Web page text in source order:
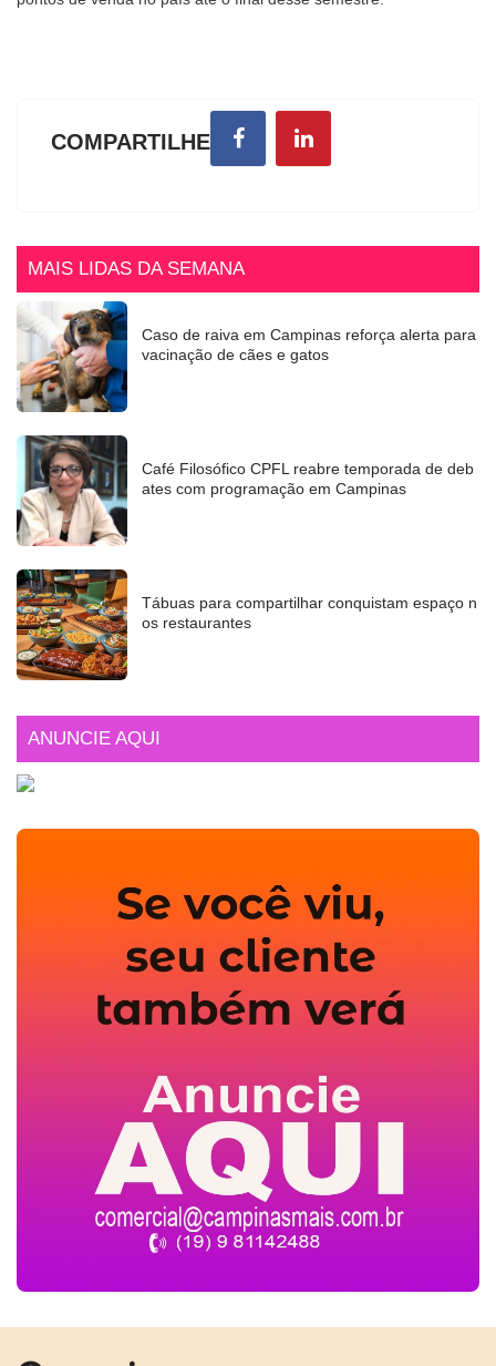
COMPARTILHE
MAIS LIDAS DA SEMANA
Caso de raiva em Campinas reforça alerta para
vacinação de cães e gatos
Café Filosófico CPFL reabre temporada de deb
ates com programação em Campinas
Tábuas para compartilhar conquistam espaço n
os restaurantes
ANUNCIE AQUI